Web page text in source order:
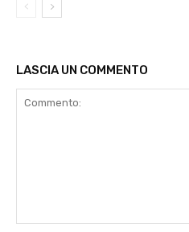
LASCIA UN COMMENTO